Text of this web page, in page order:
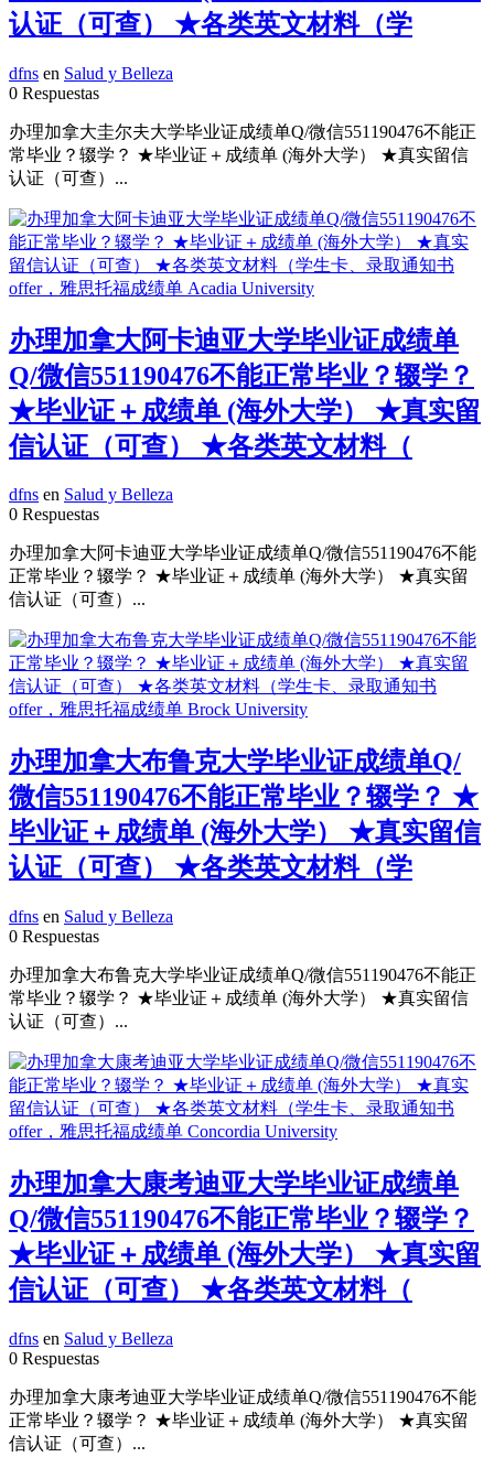
认证（可查） ★各类英文材料（学
dfns en Salud y Belleza
0 Respuestas
办理加拿大圭尔夫大学毕业证成绩单Q/微信551190476不能正
常毕业？辍学？ ★毕业证＋成绩单 (海外大学） ★真实留信
认证（可查）...
办理加拿大阿卡迪亚大学毕业证成绩单
Q/微信551190476不能正常毕业？辍学？
★毕业证＋成绩单 (海外大学） ★真实留
信认证（可查） ★各类英文材料（
dfns en Salud y Belleza
0 Respuestas
办理加拿大阿卡迪亚大学毕业证成绩单Q/微信551190476不能
正常毕业？辍学？ ★毕业证＋成绩单 (海外大学） ★真实留
信认证（可查）...
办理加拿大布鲁克大学毕业证成绩单Q/
微信551190476不能正常毕业？辍学？ ★
毕业证＋成绩单 (海外大学） ★真实留信
认证（可查） ★各类英文材料（学
dfns en Salud y Belleza
0 Respuestas
办理加拿大布鲁克大学毕业证成绩单Q/微信551190476不能正
常毕业？辍学？ ★毕业证＋成绩单 (海外大学） ★真实留信
认证（可查）...
办理加拿大康考迪亚大学毕业证成绩单
Q/微信551190476不能正常毕业？辍学？
★毕业证＋成绩单 (海外大学） ★真实留
信认证（可查） ★各类英文材料（
dfns en Salud y Belleza
0 Respuestas
办理加拿大康考迪亚大学毕业证成绩单Q/微信551190476不能
正常毕业？辍学？ ★毕业证＋成绩单 (海外大学） ★真实留
信认证（可查）...